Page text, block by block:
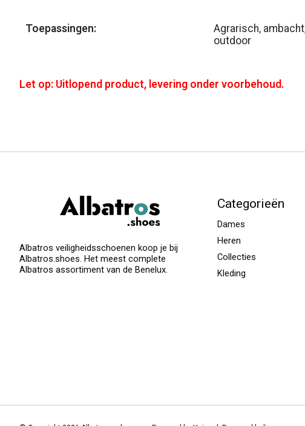
Toepassingen:
Agrarisch,
outdoor
Let op: Uitlopend product, levering onder voorbehoud.
Albatros veiligheidsschoenen koop je bij
Albatros.shoes. Het meest complete
Albatros assortiment van de Benelux.
Categorieën
Dames
Heren
Collecties
Kleding